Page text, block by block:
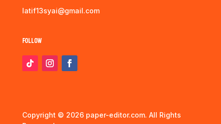
latif13syai@gmail.com
Follow
Copyright © 2026 paper-editor.com. All Rights